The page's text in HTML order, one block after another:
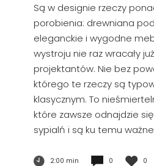
Są w designie rzeczy
porobienia: drewniana
eleganckie i wygodne
wystroju nie raz wracały
projektantów. Nie bez
którego te rzeczy są
klasycznym. To
które zawsze odnajdzie
sypialń i są ku temu
2:00 min 0 0